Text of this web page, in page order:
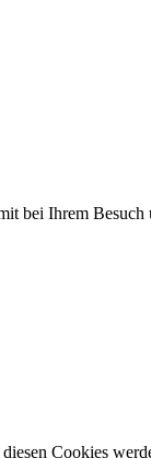
bei Ihrem Besuch
Cookies